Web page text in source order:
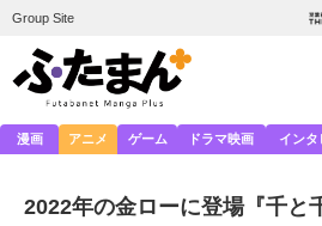
Group Site
漫画 アニメ ゲーム ドラマ映画 インタ
2022年の金ローに登場『千と